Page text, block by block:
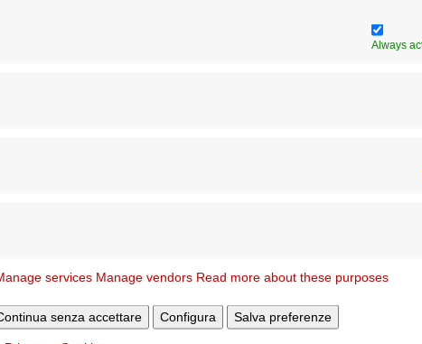
Always
services Manage vendors Read more about these purposes
senza accettare Configura Salva preferenze